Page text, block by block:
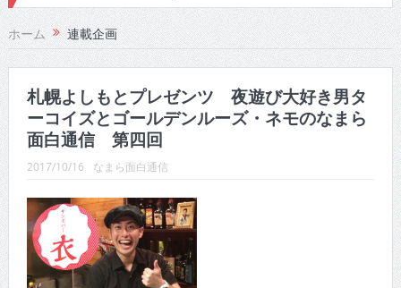
CINEMA×STYLE 292号
CINEMA×STYLE 291号
CINEMA×STYLE 290号
CINEMA×STYLE 289号
CINEMA×STYLE 288号
CINEMA×STYLE 286号
CINEMA×STYLE 285号
ホーム 連載企画
札幌よしもとプレゼンツ 夜遊び大好き男タ
ーコイズとゴールデンルーズ・ネモのなまら
面白通信 第四回
2017/10/16 なまら面白通信